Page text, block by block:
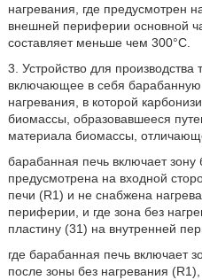
нагревания, где предусмотрен
внешней периферии основной
составляет меньше чем 300°C.
3. Устройство для производства
включающее в себя
нагревания, в которой
биомассы, образовавшееся
материала биомассы,
барабанная печь включает зону
предусмотрена на входной
печи (R1) и не снабжена
периферии, и где зона без
пластину (31) на внутренней
где барабанная печь включает
после зоны без нагревания